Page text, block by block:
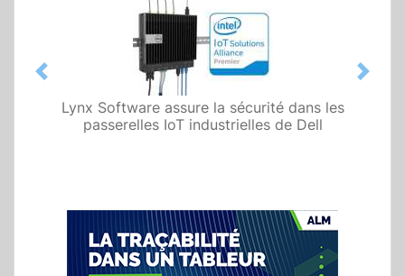
Lynx Software assure la sécurité dans les
passerelles IoT industrielles de Dell
Previous Next